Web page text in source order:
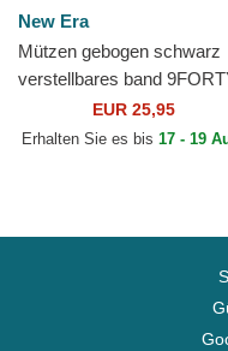
New Era
Mützen gebogen schwarz
verstellbares band
Mini der New York Yankees
MLB von New Era
EUR 25,95
Erhalten Sie es bis 17 - 19